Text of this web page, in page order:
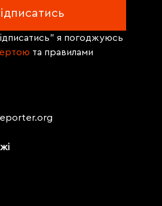
я погоджуюсь
та правилами